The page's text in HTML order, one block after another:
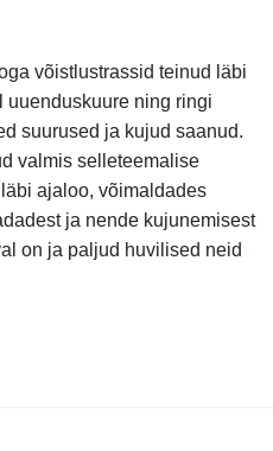
võistlustrassid teinud läbi
uuenduskuure ning ringi
suurused ja kujud saanud.
valmis selleteemalise
ajaloo, võimaldades
ja nende kujunemisest
on ja paljud huvilised neid